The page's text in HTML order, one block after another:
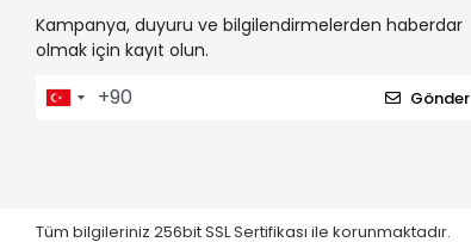
Kampanya, duyuru ve bilgilendirmelerden haberdar
olmak için kayıt olun.
Gönder
Tüm bilgileriniz 256bit SSL Sertifikası ile korunmaktadır.